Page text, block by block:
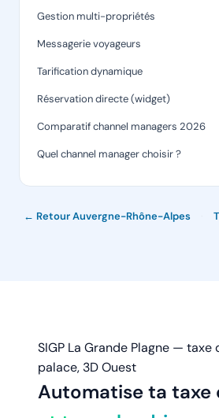
Gestion multi-propriétés
Messagerie voyageurs
Tarification dynamique
Réservation directe (widget)
Comparatif channel managers 2026
Quel channel manager choisir ?
← Retour Auvergne-Rhône-Alpes
SIGP La Grande Plagne — taxe
palace, 3D Ouest
Automatise ta taxe